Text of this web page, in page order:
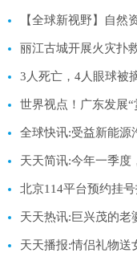
丽江古城开展火灾扑
3人死亡，4人眼球
世界视点！广东发展
全球快讯:受益新能源
天天简讯:今年一季度
北京114平台预约挂
天天热讯:巨兴茂的老
天天播报:情侣礼物送